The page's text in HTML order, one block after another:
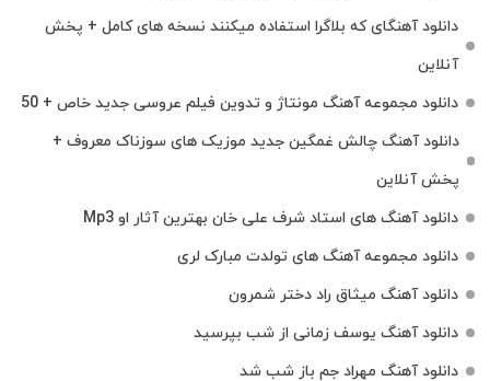
دانلود آهنگای که بلاگرا استفاده میکنند نسخه های کامل + پخش
آنلاین
دانلود مجموعه آهنگ مونتاژ و تدوین فیلم عروسی جدید خاص + 50
دانلود آهنگ چالش غمگین جدید موزیک های سوزناک معروف +
پخش آنلاین
دانلود آهنگ های استاد شرف علی خان بهترین آثار او Mp3
دانلود مجموعه آهنگ های تولدت مبارک لری
دانلود آهنگ میثاق راد دختر شمرون
دانلود آهنگ یوسف زمانی از شب بپرسید
دانلود آهنگ مهراد جم باز شب شد